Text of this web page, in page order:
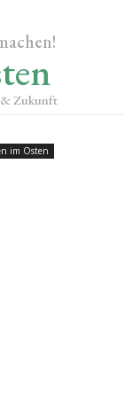
Zukunft
im Osten